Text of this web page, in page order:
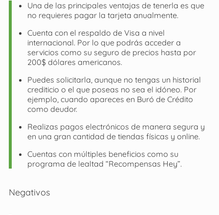
Una de las principales ventajas de tenerla es que
no requieres pagar la tarjeta anualmente.
Cuenta con el respaldo de Visa a nivel
internacional. Por lo que podrás acceder a
servicios como su seguro de precios hasta por
200$ dólares americanos.
Puedes solicitarla, aunque no tengas un historial
crediticio o el que poseas no sea el idóneo. Por
ejemplo, cuando apareces en Buró de Crédito
como deudor.
Realizas pagos electrónicos de manera segura y
en una gran cantidad de tiendas físicas y online.
Cuentas con múltiples beneficios como su
programa de lealtad “Recompensas Hey”.
Negativos